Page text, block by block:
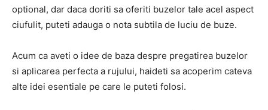
optional, dar daca doriti sa oferiti buzelor tale acel aspect
ciufulit, puteti adauga o nota subtila de luciu de buze.
Acum ca aveti o idee de baza despre pregatirea buzelor
si aplicarea perfecta a rujului, haideti sa acoperim cateva
alte idei esentiale pe care le puteti folosi.